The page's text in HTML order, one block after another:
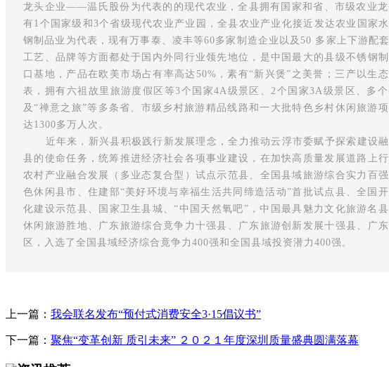
龙头企业——温氏股份为代表的的现代农业，全县拥有国家和省、市级农业龙
有1个国家级和3个省级现代农业产业园，全县农业产业化接近发达农业国家
钢制品业为代表，现有万事泰、凌丰等60多家制造企业以及50 多家上下游配套
工艺、品牌等方面都处于国内外同行业领先地位，是中国最大的县级不锈钢
口基地，产品在欧美市场占有率高达50%，素有“新兴煲”之美誉；三产以生
表，拥有六祖故里旅游度假区等3个国家4A级景区、2个国家3A级景区、多
及“禅意之旅”等多条省、市级乡村旅游精品线路和一大批特色乡村休闲旅游
达1300多万人次。
近年来，新兴县积极践行新发展理念，全力推动云浮市委赋予探索建设融
县的使命任务，统筹推进经济社会各项事业建设，在加快高质量发展道路上
农村产业融合发展（多业态复合型）试点示范县、全国县域旅游综合实力百
色休闲县市、住建部“美好环境与幸福生活共同缔造活动”首批试点县、全国
化建设示范县、国家卫生县城、“中国天然氧吧”，中国最具魅力文化旅游名
休闲旅游胜地、广东旅游综合竟争力十强县、广东旅游创新发展十强县、广
区，入选了全国县域经济综合竟争力400强和全国县域投资潜力400强。
上一篇： 我会联名发布“预付式消费安全3·15倡议书”
下一篇： 聚焦“变革创新 质引未来” ２０２１年度深圳质量盛典圆满落幕